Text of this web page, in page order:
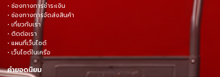
• ช่องทางการชำระเงิน
• ช่องทางการจัดส่งสินค้า
• เกี่ยวกับเรา
• ติดต่อเรา
• แผนที่เว็บไซต์
• เว็บไซต์ในเครือ
คำยอดนิยม